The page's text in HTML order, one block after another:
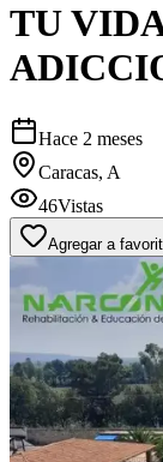
TU
Hace 2 meses
Caracas, A
46Vistas
Agregar a